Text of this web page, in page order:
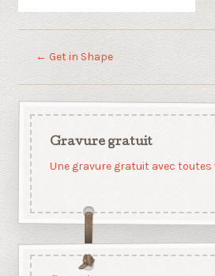
← Get in Shape
Gravure gratuit
Une gravure gratuit avec